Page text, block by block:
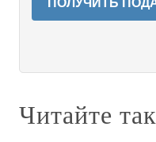
ПОЛУЧИТЬ
Читайте